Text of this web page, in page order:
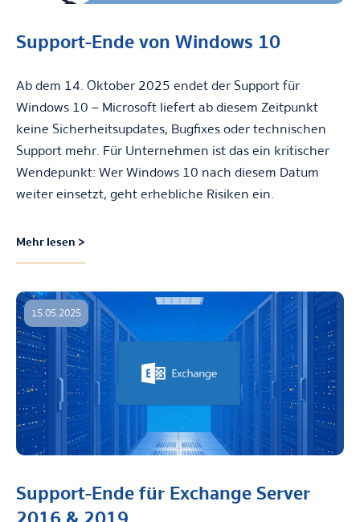
Support-Ende von Windows 10
Ab dem 14. Oktober 2025 endet der Support für
Windows 10 – Microsoft liefert ab diesem Zeitpunkt
keine Sicherheitsupdates, Bugfixes oder technischen
Support mehr. Für Unternehmen ist das ein kritischer
Wendepunkt: Wer Windows 10 nach diesem Datum
weiter einsetzt, geht erhebliche Risiken ein.
Mehr lesen >
Support-Ende für Exchange Server
15.05.2025